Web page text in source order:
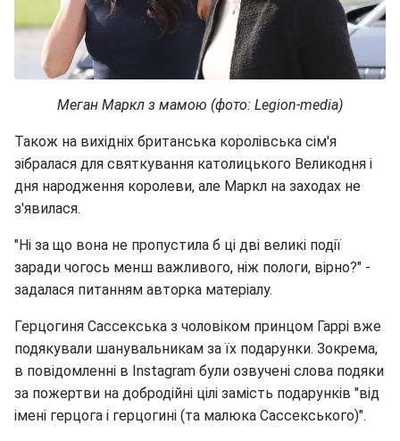
Меган Маркл з мамою (фото: Legion-media)
Також на вихідніх британська королівська сім'я
зібралася для святкування католицького Великодня і
дня народження королеви, але Маркл на заходах не
з'явилася.
"Ні за що вона не пропустила б ці дві великі події
заради чогось менш важливого, ніж пологи, вірно?" -
задалася питанням авторка матеріалу.
Герцогиня Сассекська з чоловіком принцом Гаррі вже
подякували шанувальникам за їх подарунки. Зокрема,
в повідомленні в Instagram були озвучені слова подяки
за пожертви на добродійні цілі замість подарунків "від
імені герцога і герцогині (та малюка Сассекського)".